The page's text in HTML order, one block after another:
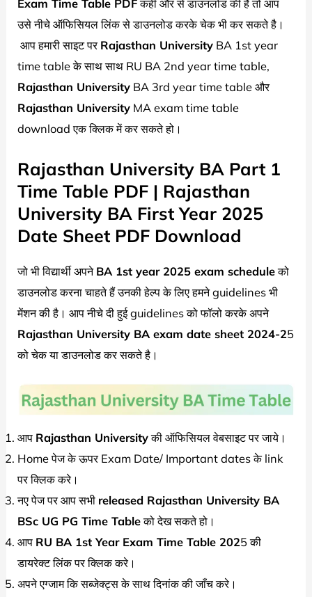
Exam Time Table PDFकही और से डाउनलोड की हैं तो आप
उसे नीचे ऑफिसियल लिंक से डाउनलोड करके चेक भी कर सकते है।
आप हमारी साइट पर Rajasthan University BA 1st year
time table के साथ साथ RU BA 2nd year time table,
Rajasthan University BA 3rd year time table और
Rajasthan University MA exam time table
download एक क्लिक में कर सकते हो।
Rajasthan University BA Part 1
Time Table PDF | Rajasthan
University BA First Year 2025
Date Sheet PDF Download
जो भी विद्यार्थी अपने BA 1st year 2025 exam scheduleको
डाउनलोड करना चाहते हैं उनकी हेल्प के लिए हमने guidelines भी
मेंशन की है। आप नीचे दी हुई guidelines को फॉलो करके अपने
Rajasthan University BA exam date sheet 2024-25
को चेक या डाउनलोड कर सकते है।
आप Rajasthan Universityकी ऑफिसियल वेबसाइट पर जाये।
Home पेज के ऊपर Exam Date/ Important dates के link
पर क्लिक करे।
नए पेज पर आप सभी released Rajasthan University BA
BSc UG PG Time Tableको देख सकते हो।
आप RU BA 1st Year Exam Time Table 2025 की
डायरेक्ट लिंक पर क्लिक करे।
अपने एग्जाम कि सब्जेक्ट्स के साथ दिनांक की जाँच करे।